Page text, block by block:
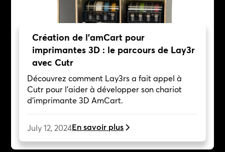
Création de l'amCart pour
imprimantes 3D : le parcours de Lay3r
avec Cutr
Découvrez comment Lay3rs a fait appel à
Cutr pour l'aider à développer son chariot
d'imprimante 3D AmCart.
July 12, 2024En savoir plus